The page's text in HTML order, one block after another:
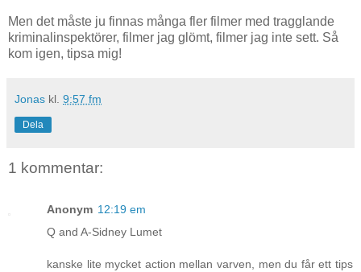
Men det måste ju finnas många fler filmer med tragglande
kriminalinspektörer, filmer jag glömt, filmer jag inte sett. Så
kom igen, tipsa mig!
Jonas kl. 9:57 fm
Dela
1 kommentar:
Anonym 12:19 em
Q and A-Sidney Lumet
kanske lite mycket action mellan varven, men du får ett tips